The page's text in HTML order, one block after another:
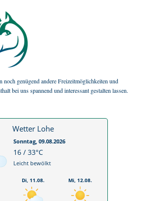
noch genügend andere Freizeitmöglichkeiten und
bei uns spannend und interessant gestalten lassen.
Wetter Lohe
Sonntag, 09.08.2026
16 / 33°C
Leicht bewölkt
Di, 11.08. Mi, 12.08.